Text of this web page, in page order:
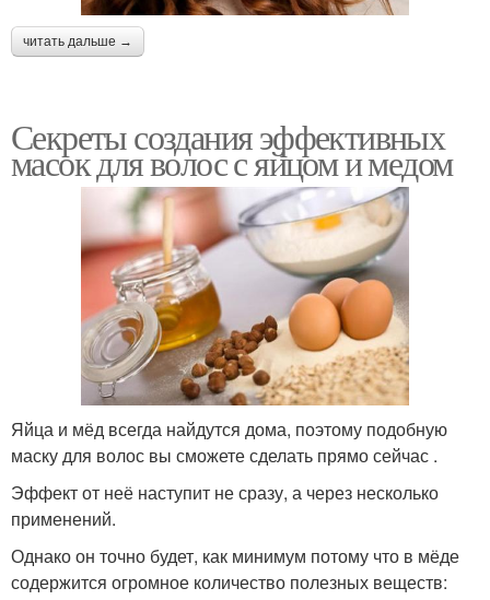
читать дальше →
Секреты создания эффективных
масок для волос с яйцом и медом
Яйца и мёд всегда найдутся дома, поэтому подобную
маску для волос вы сможете сделать прямо сейчас .
Эффект от неё наступит не сразу, а через несколько
применений.
Однако он точно будет, как минимум потому что в мёде
содержится огромное количество полезных веществ: